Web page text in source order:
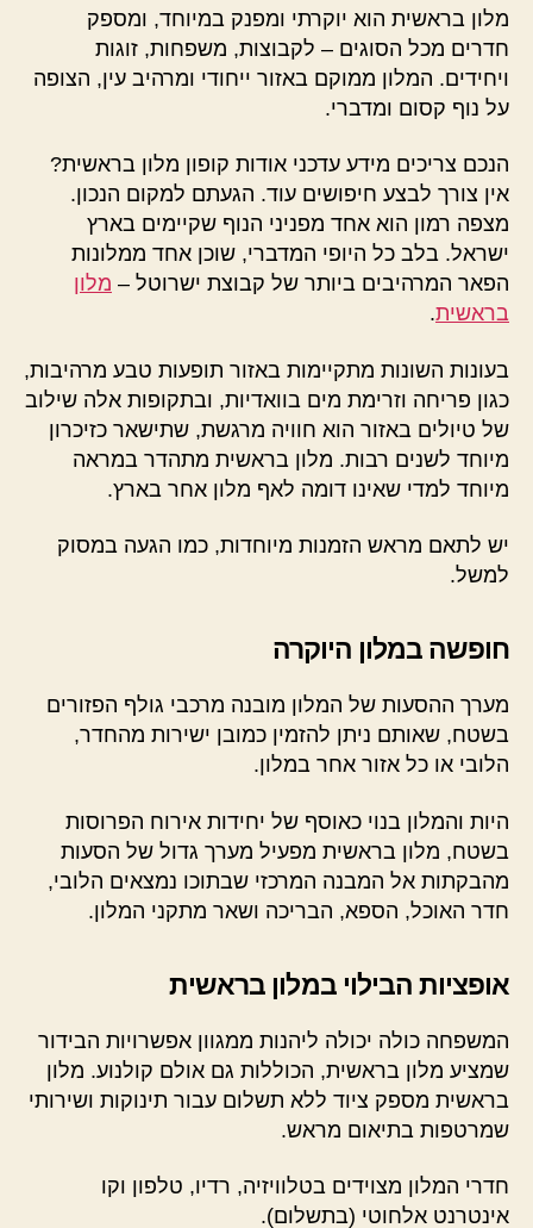
מלון בראשית הוא יוקרתי ומפנק במיוחד, ומספק
חדרים מכל הסוגים – לקבוצות, משפחות, זוגות
ויחידים. המלון ממוקם באזור ייחודי ומרהיב עין, הצופה
על נוף קסום ומדברי.
הנכם צריכים מידע עדכני אודות קופון מלון בראשית?
אין צורך לבצע חיפושים עוד. הגעתם למקום הנכון.
מצפה רמון הוא אחד מפניני הנוף שקיימים בארץ
ישראל. בלב כל היופי המדברי, שוכן אחד ממלונות
הפאר המרהיבים ביותר של קבוצת ישרוטל – מלון
בראשית.
בעונות השונות מתקיימות באזור תופעות טבע מרהיבות,
כגון פריחה וזרימת מים בוואדיות, ובתקופות אלה שילוב
של טיולים באזור הוא חוויה מרגשת, שתישאר כזיכרון
מיוחד לשנים רבות. מלון בראשית מתהדר במראה
מיוחד למדי שאינו דומה לאף מלון אחר בארץ.
יש לתאם מראש הזמנות מיוחדות, כמו הגעה במסוק
למשל.
חופשה במלון היוקרה
מערך ההסעות של המלון מובנה מרכבי גולף הפזורים
בשטח, שאותם ניתן להזמין כמובן ישירות מהחדר,
הלובי או כל אזור אחר במלון.
היות והמלון בנוי כאוסף של יחידות אירוח הפרוסות
בשטח, מלון בראשית מפעיל מערך גדול של הסעות
מהבקתות אל המבנה המרכזי שבתוכו נמצאים הלובי,
חדר האוכל, הספא, הבריכה ושאר מתקני המלון.
אופציות הבילוי במלון בראשית
המשפחה כולה יכולה ליהנות ממגוון אפשרויות הבידור
שמציע מלון בראשית, הכוללות גם אולם קולנוע. מלון
בראשית מספק ציוד ללא תשלום עבור תינוקות ושירותי
שמרטפות בתיאום מראש.
חדרי המלון מצוידים בטלוויזיה, רדיו, טלפון וקו
אינטרנט אלחוטי (בתשלום).